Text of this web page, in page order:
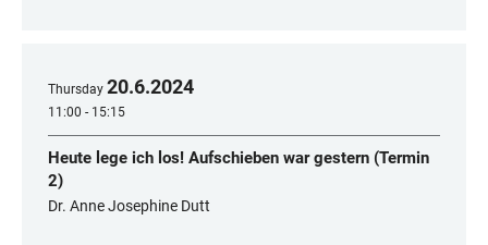
Thursday 20.6.2024
11:00 - 15:15
Heute lege ich los! Aufschieben war gestern (Termin
2)
Dr. Anne Josephine Dutt